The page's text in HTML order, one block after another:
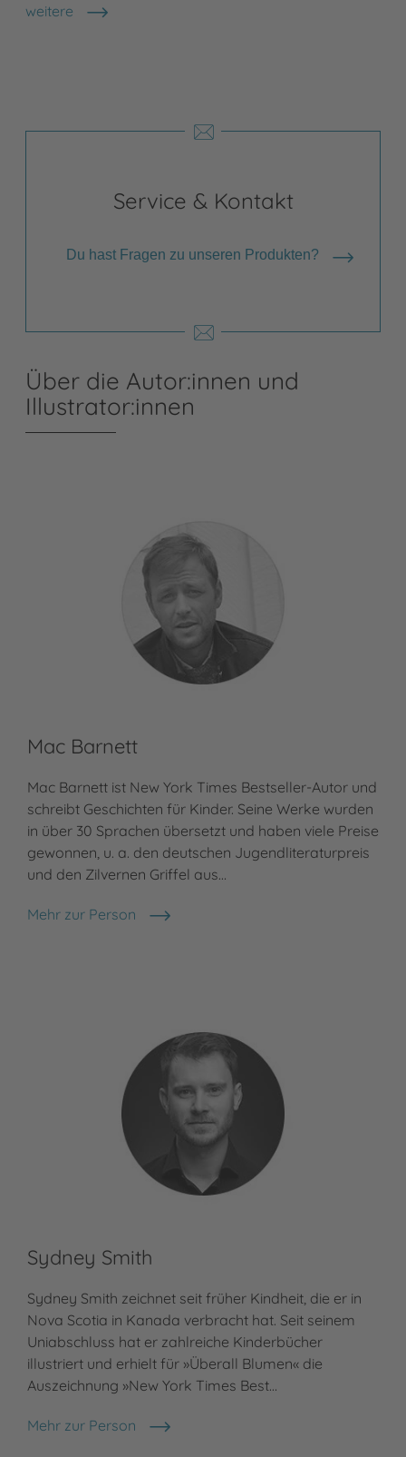
weitere
Shops anzeigen
Service & Kontakt
Du hast Fragen zu unseren Produkten?
Über die Autor:innen und
Illustrator:innen
Mac Barnett
Mac Barnett ist New York Times Bestseller-Autor und
schreibt Geschichten für Kinder. Seine Werke wurden
in über 30 Sprachen übersetzt und haben viele Preise
gewonnen, u. a. den deutschen Jugendliteraturpreis
und den Zilvernen Griffel aus…
Mehr zur Person
Mac Barnett
Sydney Smith
Sydney Smith zeichnet seit früher Kindheit, die er in
Nova Scotia in Kanada verbracht hat. Seit seinem
Uniabschluss hat er zahlreiche Kinderbücher
illustriert und erhielt für »Überall Blumen« die
Auszeichnung »New York Times Best…
Mehr zur Person
Sydney Smith